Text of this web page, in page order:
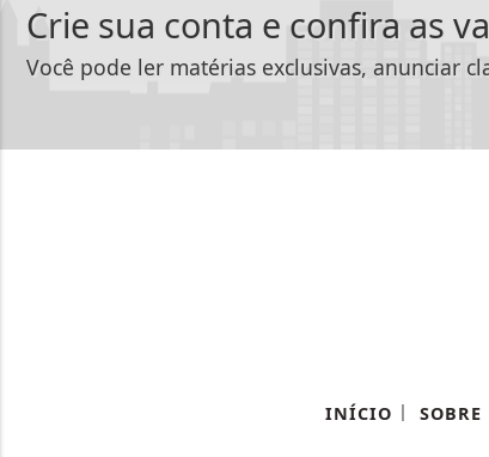
Crie sua conta e confira as
Você pode ler matérias exclusivas, anunciar
INÍCIO | SOBRE